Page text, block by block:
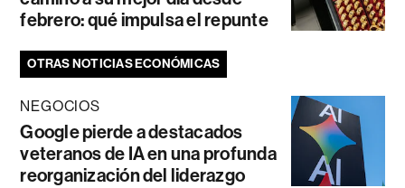
febrero: qué impulsa el repunte
OTRAS NOTICIAS ECONÓMICAS
NEGOCIOS
Google pierde a destacados
veteranos de IA en una profunda
reorganización del liderazgo